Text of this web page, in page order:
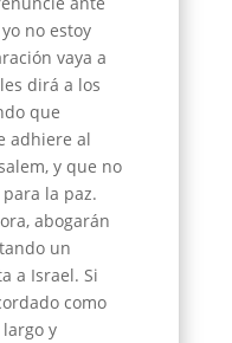
no estoy
vaya a
dirá a los
que
adhiere al
y que no
la paz.
abogarán
un
a Israel. Si
como
y